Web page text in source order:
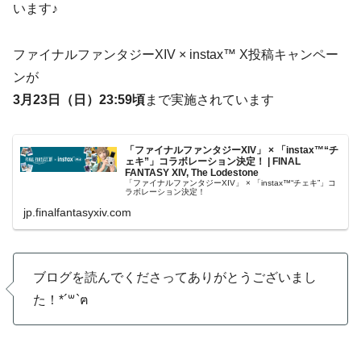
います♪
ファイナルファンタジーXIV × instax™ X投稿キャンペー
ンが
3月23日（日）23:59頃まで実施されています
「ファイナルファンタジーXIV」 × 「instax™“チ
ェキ”」コラボレーション決定！ | FINAL
FANTASY XIV, The Lodestone
「ファイナルファンタジーXIV」 × 「instax™“チェキ”」コ
ラボレーション決定！
jp.finalfantasyxiv.com
ブログを読んでくださってありがとうございまし
た！*´꒳`ฅ